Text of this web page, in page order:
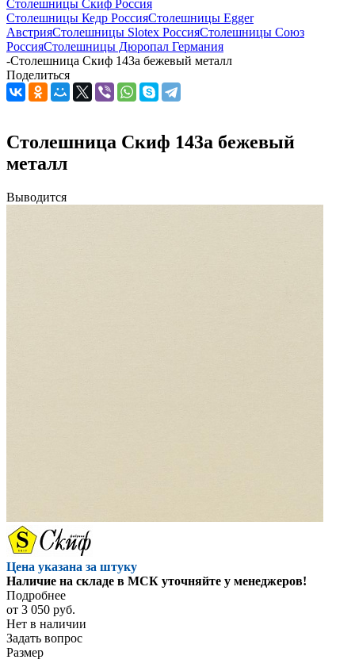
Столешницы Скиф Россия
Столешницы Кедр РоссияСтолешницы Egger
АвстрияСтолешницы Slotex РоссияСтолешницы Союз
РоссияСтолешницы Дюропал Германия
-Столешница Скиф 143а бежевый металл
Поделиться
Столешница Скиф 143а бежевый
металл
Выводится
Цена указана за штуку
Наличие на складе в МСК уточняйте у менеджеров!
Подробнее
от 3 050 руб.
Нет в наличии
Задать вопрос
Размер